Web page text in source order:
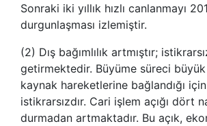
Sonraki iki yıllık hızlı canlanmayı
durgunlaşması izlemiştir.
(2) Dış bağımlılık artmıştır;
getirmektedir. Büyüme süreci büyük
kaynak hareketlerine bağlandığı
istikrarsızdır. Cari işlem açığı dört
durmadan artmaktadır. Bu açık,